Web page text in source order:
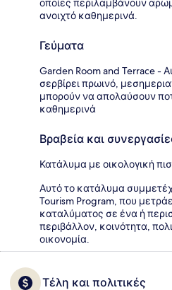
οποίες περιλαμβάνουν
ανοιχτό καθημερινά.
Γεύματα
Garden Room and Terrace -
σερβίρει πρωινό,
μπορούν να απολαύσουν
καθημερινά
Βραβεία και
Κατάλυμα με οικολογική
Αυτό το κατάλυμα
Tourism Program, που
καταλύματος σε ένα ή
περιβάλλον, κοινότητα,
οικονομία.
Τέλη και πολιτικές